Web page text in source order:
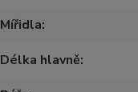
Mířidla
Délka hlavně